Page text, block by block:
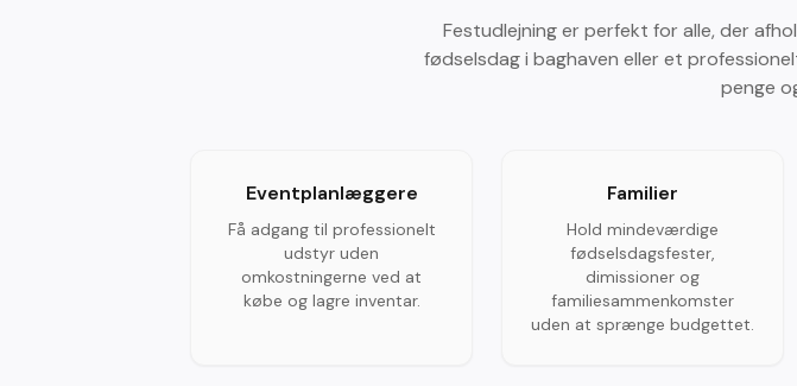
Festudlejning er perfekt for alle, der
fødselsdag i baghaven eller et
penge
Eventplanlæggere
Få adgang til professionelt
udstyr uden
omkostningerne ved at
købe og lagre inventar.
Familier
Hold mindeværdige
fødselsdagsfester,
dimissioner og
familiesammenkomster
uden at sprænge budgettet.